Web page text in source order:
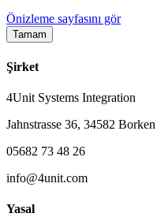
Önizleme sayfasını gör
Tamam
Şirket
4Unit Systems Integration
Jahnstrasse 36, 34582
05682 73 48 26
info@4unit.com
Yasal